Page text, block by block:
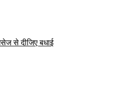
से दीजिए बधाई